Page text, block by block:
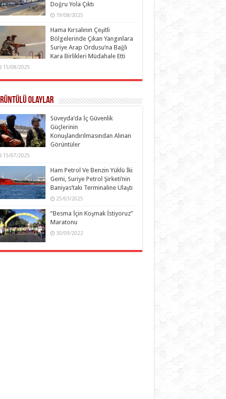
Doğru Yola Çıktı
19/08/2025
Hama Kırsalının Çeşitli
Bölgelerinde Çıkan Yangınlara
Suriye Arap Ordusu’na Bağlı
Kara Birlikleri Müdahale Etti
15/08/2025
Olaylar
Süveyda’da İç Güvenlik
Güçlerinin
Konuşlandırılmasından Alınan
Görüntüler
15/07/2025
Ham Petrol Ve Benzin Yüklü İki
Gemi, Suriye Petrol Şirketi’nin
Baniyas’taki Terminaline Ulaştı
25/03/2025
“Besma İçin Koşmak İstiyoruz”
Maratonu
30/09/2022